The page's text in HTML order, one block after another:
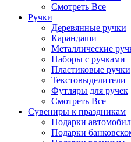
Смотреть Все
Ручки
Деревянные ручки
Карандаши
Металлические
Наборы с ручками
Пластиковые ручки
Текстовыделители
Футляры для ручек
Смотреть Все
Сувениры к праздникам
Подарки
Подарки